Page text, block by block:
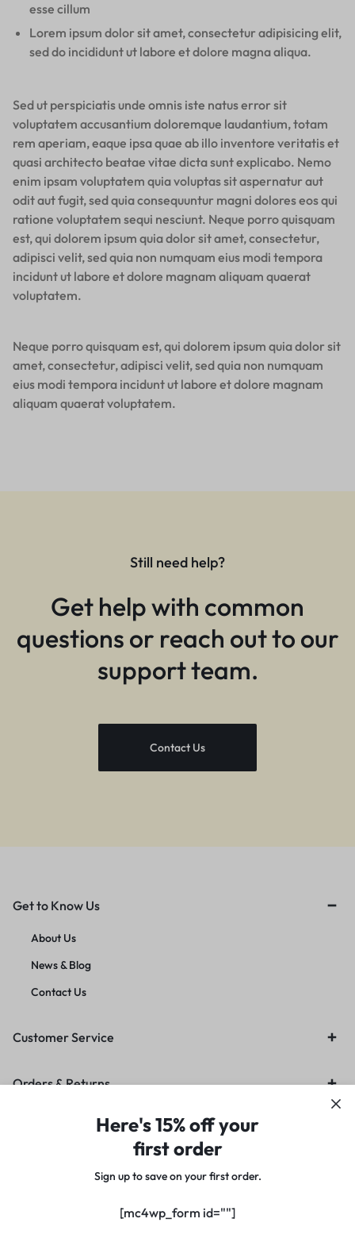
esse cillum
Lorem ipsum dolor sit amet, consectetur adipisicing elit,
sed do incididunt ut labore et dolore magna aliqua.
Sed ut perspiciatis unde omnis iste natus error sit
voluptatem accusantium doloremque laudantium, totam
rem aperiam, eaque ipsa quae ab illo inventore veritatis et
quasi architecto beatae vitae dicta sunt explicabo. Nemo
enim ipsam voluptatem quia voluptas sit aspernatur aut
odit aut fugit, sed quia consequuntur magni dolores eos qui
ratione voluptatem sequi nesciunt. Neque porro quisquam
est, qui dolorem ipsum quia dolor sit amet, consectetur,
adipisci velit, sed quia non numquam eius modi tempora
incidunt ut labore et dolore magnam aliquam quaerat
voluptatem.
Neque porro quisquam est, qui dolorem ipsum quia dolor sit
amet, consectetur, adipisci velit, sed quia non numquam
eius modi tempora incidunt ut labore et dolore magnam
aliquam quaerat voluptatem.
Still need help?
Get help with common
questions or reach out to our
support team.
Contact Us
Get to Know Us
About Us
News & Blog
Contact Us
Customer Service
Orders & Returns
Copyright © 2021 Motta, All Rights Reserved.
Privacy Notice
Here's 15% off your
first order
Sign up to save on your first order.​
[mc4wp_form id=""]